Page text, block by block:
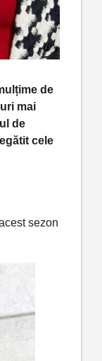
de
mai
de
cele
sezon